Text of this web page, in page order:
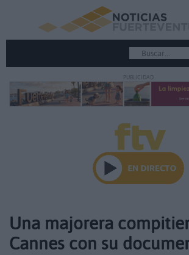
PUBLICIDAD
Una majorera
Cannes con su